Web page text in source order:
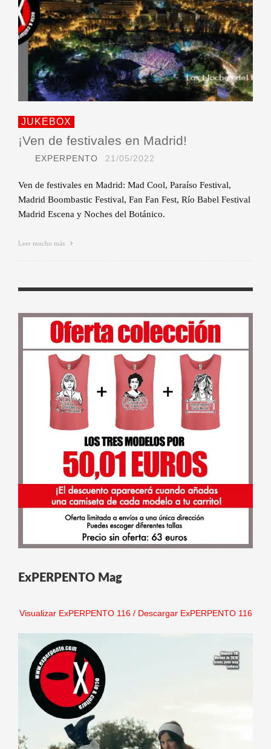
JUKEBOX
¡Ven de festivales en Madrid!
EXPERPENTO 21/05/2022
Ven de festivales en Madrid: Mad Cool, Paraíso Festival,
Madrid Boombastic Festival, Fan Fan Fest, Río Babel Festival
Madrid Escena y Noches del Botánico.
Leer mucho más
ExPERPENTO Mag
Visualizar ExPERPENTO 116/ Descargar ExPERPENTO 116